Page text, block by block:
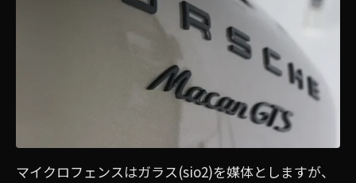
マイクロフェンスはガラス(sio2)を媒体としますが、